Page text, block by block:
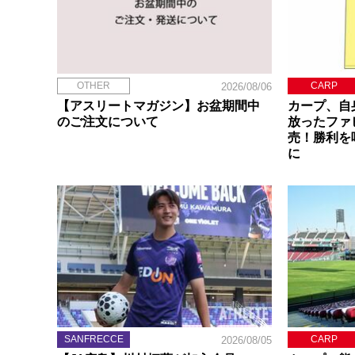
OTHER 2026/08/06
【アスリートマガジン】お盆期間中
のご注文について
CARP
カープ、
放ったフ
売！勝利を
に
SANFRECCE 2026/08/05 CARP